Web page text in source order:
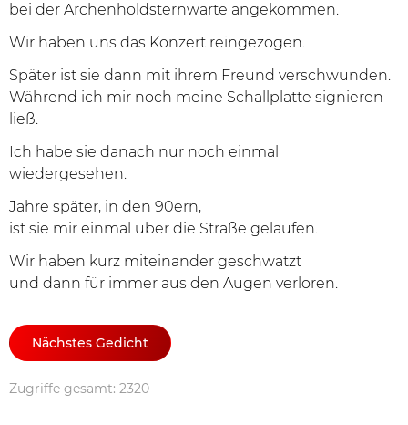
bei der Archenholdsternwarte angekommen.
Wir haben uns das Konzert reingezogen.
Später ist sie dann mit ihrem Freund verschwunden.
Während ich mir noch meine Schallplatte signieren
ließ.
Ich habe sie danach nur noch einmal
wiedergesehen.
Jahre später, in den 90ern,
ist sie mir einmal über die Straße gelaufen.
Wir haben kurz miteinander geschwatzt
und dann für immer aus den Augen verloren.
Nächstes Gedicht
Zugriffe gesamt: 2320